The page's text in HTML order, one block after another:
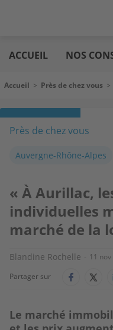
au
contenu
immo
ACCUEIL NOS
Fil d'Ariane
Accueil > Près de chez vous >
Près de chez vous
Auvergne-Rhône-Alpes
« À Aurillac,
individuelles
marché de la
Blandine Rochelle
11 nov
Partager sur
Le marché